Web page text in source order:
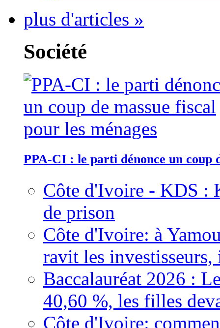
plus d'articles »
Société
PPA-CI : le parti dénonce un coup
Côte d'Ivoire - KDS :
de prison
Côte d'Ivoire: à
ravit les
Baccalauréat 2026 :
40,60 %, les filles
Côte d'Ivoire: